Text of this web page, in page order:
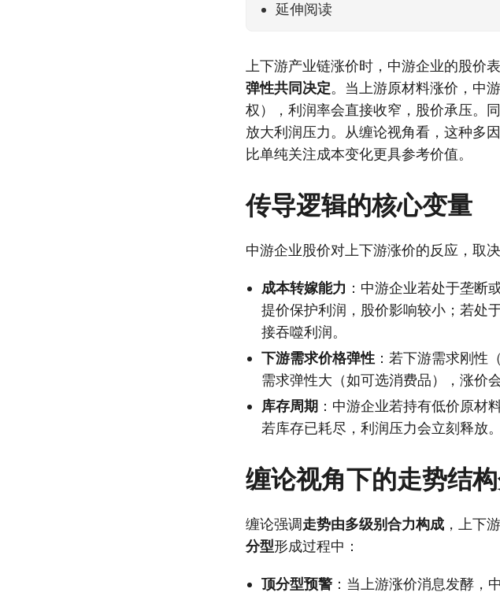
延伸阅读
上下游产业链涨价时，中游企业的股价
弹性共同决定。当上游原材料涨价，中
权），利润率会直接收窄，股价承压。
放大利润压力。从缠论视角看，这种多
比单纯关注成本变化更具参考价值。
传导逻辑的核心变量
中游企业股价对上下游涨价的反应，取
成本转嫁能力 ：中游企业若处于垄断
提价保护利润，股价影响较小；若处
接吞噬利润。
下游需求价格弹性 ：若下游需求刚性
需求弹性大（如可选消费品），涨价
库存周期 ：中游企业若持有低价原材
若库存已耗尽，利润压力会立刻释放。
缠论视角下的走势结
缠论强调走势由多级别合力构成 ，上下
分型形成过程中：
顶分型预警 ：当上游涨价消息发酵，